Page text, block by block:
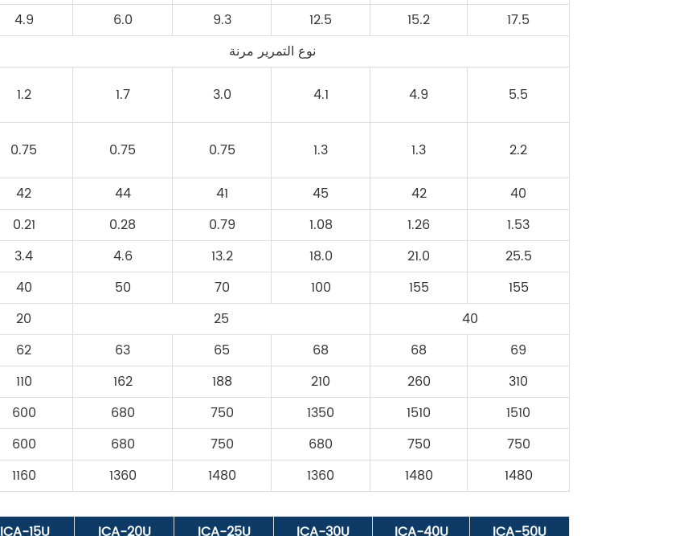
4.9 6.0 9.3 12.5 15.2 17.5
نوع التمرير مرنة
1.2 1.7 3.0 4.1 4.9 5.5
0.75 0.75 0.75 1.3 1.3 2.2
42 44 41 45 42
40
0.21 0.28 0.79 1.08 1.26
1.53
3.4 4.6 13.2 18.0 21.0
25.5
40 50 70 100 155
155
20 25
40
62 63 65 68 68
69
110 162 188 210 260 310
600 680 750 1350 1510
1510
600 680 750 680 750
750
1160 1360 1480 1360 1480 1480